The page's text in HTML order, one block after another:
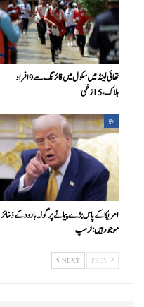
تھائی لینڈ میں سکول میں فائرنگ سے 9 افراد
ہلاک، 15 زخمی
دنیا
امریکا کے پاس بڑے پیمانے پر گولہ بارود کے ذخائر
موجود ہیں: ٹرمپ
NEXT